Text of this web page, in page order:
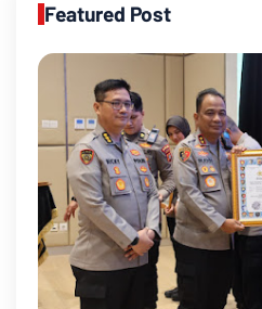
Featured Post